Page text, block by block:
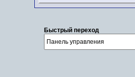
Быстрый переход